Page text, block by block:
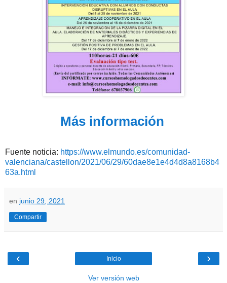
Más información
Fuente noticia: https://www.elmundo.es/comunidad-
valenciana/castellon/2021/06/29/60dae8e1e4d4d8a8168b4
63a.html
en junio 29, 2021
Compartir
‹ ›
Inicio
Ver versión web